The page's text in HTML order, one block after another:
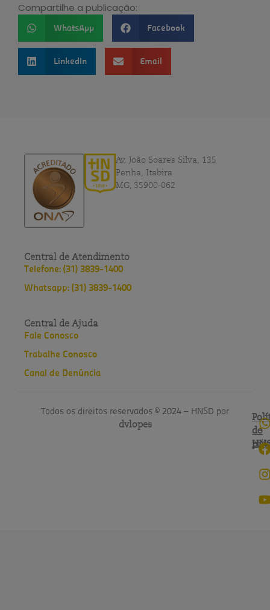
Compartilhe a publicação:
WhatsApp Facebook
LinkedIn Email
Av. João Soares Silva, 135
Penha, Itabira
MG, 35900-062
Central de Atendimento
Telefone: (31) 3839-1400
Whatsapp: (31) 3839-1400
Central de Ajuda
Fale Conosco
Trabalhe Conosco
Canal de Denúncia
Todos os direitos reservados © 2024 – HNSD por
dvlopes
de
do